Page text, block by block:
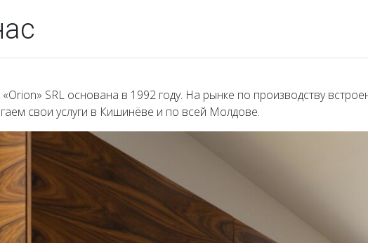
SRL основана в 1992 году. На рынке по производству
свои услуги в Кишинёве и по всей Молдове.